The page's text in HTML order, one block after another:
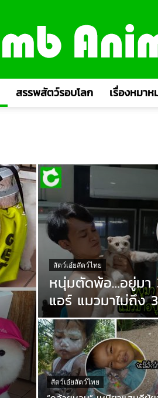
สรรพสัตว์รอบโลก เรื่องหมาห
สัตว์เอ๋ยสัตว์ไทย
หนุ่มตัดพ้อ…อยู่มา
แอร์ แมวมาไม่ถึง
สัตว์เอ๋ยสัตว์ไทย